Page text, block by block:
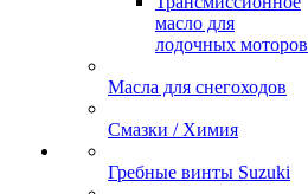
масло для
лодочных моторов
Масла для снегоходов
Смазки / Химия
Гребные винты Suzuki